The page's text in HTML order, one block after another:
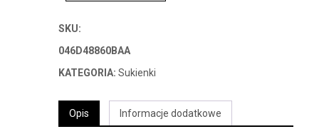
SKU:
046D48860BAA
KATEGORIA: Sukienki
Opis Informacje dodatkowe